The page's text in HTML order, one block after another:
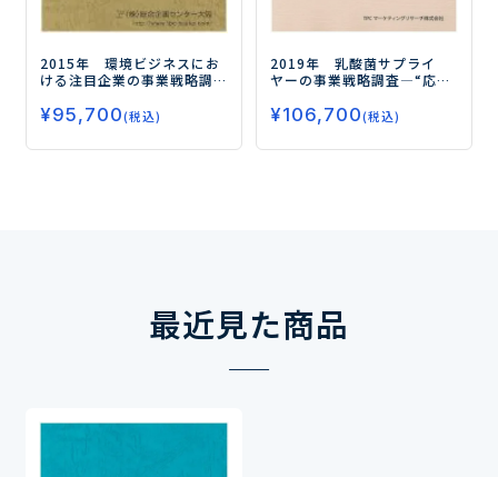
2015年 環境ビジネスにお
ける注目企業の事業戦略調
で成長市場に挑む主要各社
の動向を探る―
¥95,700(税込)
2019年 乳酸菌サプライ
ヤーの事業戦略調査―“応用
多様化”で市場が急拡大―
¥106,700(税込)
最近見た商品